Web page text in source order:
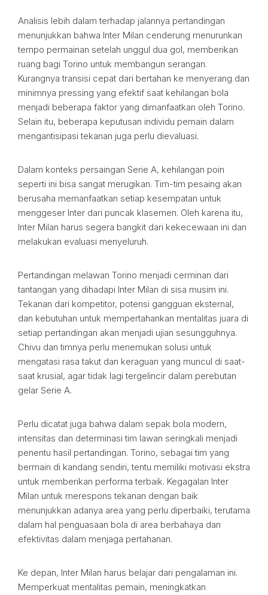
Analisis lebih dalam terhadap jalannya pertandingan
menunjukkan bahwa Inter Milan cenderung menurunkan
tempo permainan setelah unggul dua gol, memberikan
ruang bagi Torino untuk membangun serangan.
Kurangnya transisi cepat dari bertahan ke menyerang dan
minimnya pressing yang efektif saat kehilangan bola
menjadi beberapa faktor yang dimanfaatkan oleh Torino.
Selain itu, beberapa keputusan individu pemain dalam
mengantisipasi tekanan juga perlu dievaluasi.
Dalam konteks persaingan Serie A, kehilangan poin
seperti ini bisa sangat merugikan. Tim-tim pesaing akan
berusaha memanfaatkan setiap kesempatan untuk
menggeser Inter dari puncak klasemen. Oleh karena itu,
Inter Milan harus segera bangkit dari kekecewaan ini dan
melakukan evaluasi menyeluruh.
Pertandingan melawan Torino menjadi cerminan dari
tantangan yang dihadapi Inter Milan di sisa musim ini.
Tekanan dari kompetitor, potensi gangguan eksternal,
dan kebutuhan untuk mempertahankan mentalitas juara di
setiap pertandingan akan menjadi ujian sesungguhnya.
Chivu dan timnya perlu menemukan solusi untuk
mengatasi rasa takut dan keraguan yang muncul di saat-
saat krusial, agar tidak lagi tergelincir dalam perebutan
gelar Serie A.
Perlu dicatat juga bahwa dalam sepak bola modern,
intensitas dan determinasi tim lawan seringkali menjadi
penentu hasil pertandingan. Torino, sebagai tim yang
bermain di kandang sendiri, tentu memiliki motivasi ekstra
untuk memberikan performa terbaik. Kegagalan Inter
Milan untuk merespons tekanan dengan baik
menunjukkan adanya area yang perlu diperbaiki, terutama
dalam hal penguasaan bola di area berbahaya dan
efektivitas dalam menjaga pertahanan.
Ke depan, Inter Milan harus belajar dari pengalaman ini.
Memperkuat mentalitas pemain, meningkatkan